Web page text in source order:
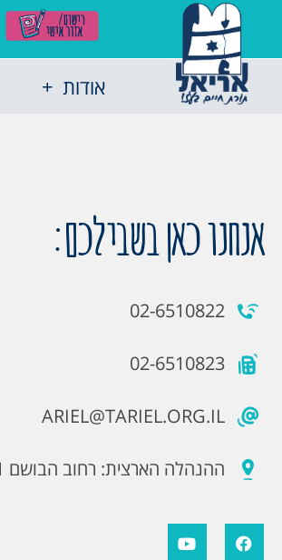
אודות
אנחנו כאן בשבילכם:
02-6510822
02-6510823
ARIEL@TARIEL.ORG.IL
ההנהלה הארצית: רחוב הבושם 11, גילה ירושלים